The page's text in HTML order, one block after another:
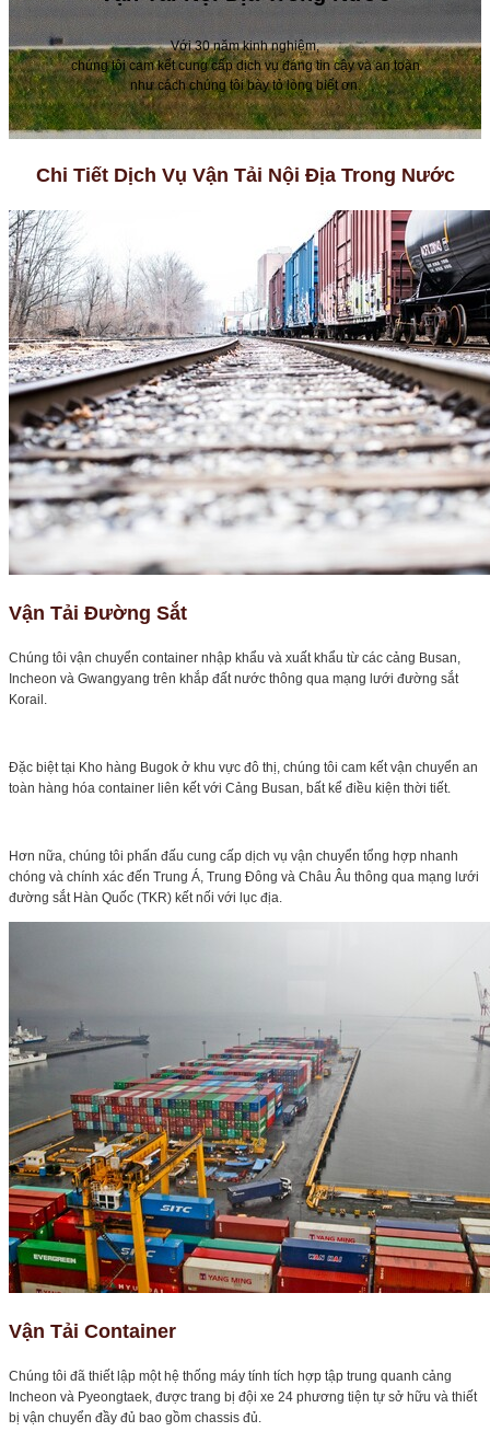
Với 30 năm kinh nghiệm,
chúng tôi cam kết cung cấp dịch vụ đáng tin cậy và an toàn
như cách chúng tôi bày tỏ lòng biết ơn.
Chi Tiết Dịch Vụ Vận Tải Nội Địa Trong Nước
Vận Tải Đường Sắt
Chúng tôi vận chuyển container nhập khẩu và xuất khẩu từ các cảng Busan,
Incheon và Gwangyang trên khắp đất nước thông qua mạng lưới đường sắt
Korail.
Đặc biệt tại Kho hàng Bugok ở khu vực đô thị, chúng tôi cam kết vận chuyển an
toàn hàng hóa container liên kết với Cảng Busan, bất kể điều kiện thời tiết.
Hơn nữa, chúng tôi phấn đấu cung cấp dịch vụ vận chuyển tổng hợp nhanh
chóng và chính xác đến Trung Á, Trung Đông và Châu Âu thông qua mạng lưới
đường sắt Hàn Quốc (TKR) kết nối với lục địa.
Vận Tải Container
Chúng tôi đã thiết lập một hệ thống máy tính tích hợp tập trung quanh cảng
Incheon và Pyeongtaek, được trang bị đội xe 24 phương tiện tự sở hữu và thiết
bị vận chuyển đầy đủ bao gồm chassis đủ.